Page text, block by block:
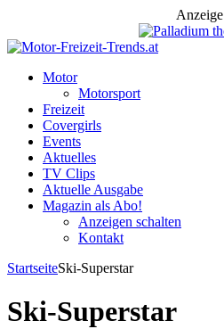
Anzeige
Motor
Motorsport
Freizeit
Covergirls
Events
Aktuelles
TV Clips
Aktuelle Ausgabe
Magazin als Abo!
Anzeigen schalten
Kontakt
StartseiteSki-Superstar
Ski-Superstar